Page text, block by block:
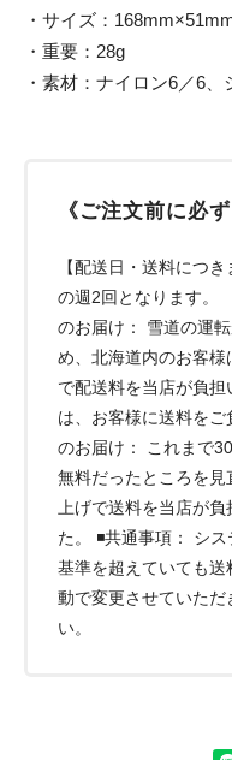
・サイズ：
・重要：28g
・素材：ナイロン6／6、
《ご注文前に必
【配送日・送料につ
の週2回となります。
のお届け： 雪道の運
め、北海道内のお客
で配送料を当店が負
は、お客様に送料をご
のお届け： これまで
無料だったところを
上げで送料を当店が
た。 ◾️共通事項： シ
基準を超えていても
動で変更させていただ
い。